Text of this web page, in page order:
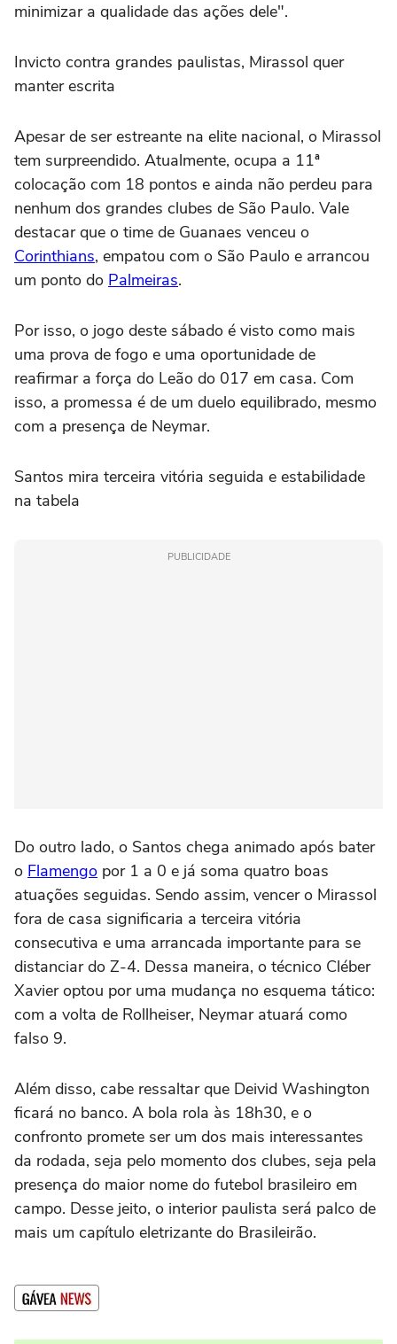
minimizar a qualidade das ações dele".
Invicto contra grandes paulistas, Mirassol quer
manter escrita
Apesar de ser estreante na elite nacional, o Mirassol
tem surpreendido. Atualmente, ocupa a 11ª
colocação com 18 pontos e ainda não perdeu para
nenhum dos grandes clubes de São Paulo. Vale
destacar que o time de Guanaes venceu o
Corinthians, empatou com o São Paulo e arrancou
um ponto do Palmeiras.
Por isso, o jogo deste sábado é visto como mais
uma prova de fogo e uma oportunidade de
reafirmar a força do Leão do 017 em casa. Com
isso, a promessa é de um duelo equilibrado, mesmo
com a presença de Neymar.
Santos mira terceira vitória seguida e estabilidade
na tabela
PUBLICIDADE
Do outro lado, o Santos chega animado após bater
o Flamengo por 1 a 0 e já soma quatro boas
atuações seguidas. Sendo assim, vencer o Mirassol
fora de casa significaria a terceira vitória
consecutiva e uma arrancada importante para se
distanciar do Z-4. Dessa maneira, o técnico Cléber
Xavier optou por uma mudança no esquema tático:
com a volta de Rollheiser, Neymar atuará como
falso 9.
Além disso, cabe ressaltar que Deivid Washington
ficará no banco. A bola rola às 18h30, e o
confronto promete ser um dos mais interessantes
da rodada, seja pelo momento dos clubes, seja pela
presença do maior nome do futebol brasileiro em
campo. Desse jeito, o interior paulista será palco de
mais um capítulo eletrizante do Brasileirão.